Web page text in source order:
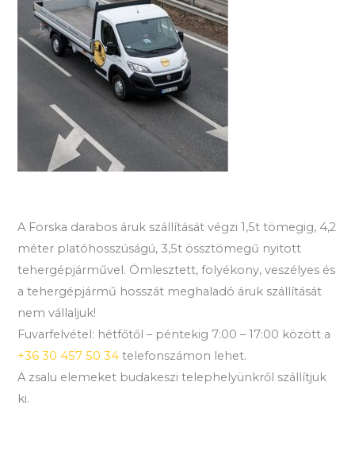
A Forska darabos áruk szállítását végzi 1,5t tömegig, 4,2
méter platóhosszúságú, 3,5t össztömegű nyitott
tehergépjárművel. Ömlesztett, folyékony, veszélyes és
a tehergépjármű hosszát meghaladó áruk szállítását
nem vállaljuk!
Fuvarfelvétel: hétfőtől – péntekig 7:00 – 17:00 között a
+36 30 457 50 34 telefonszámon lehet.
A zsalu elemeket budakeszi telephelyünkről szállítjuk
ki.